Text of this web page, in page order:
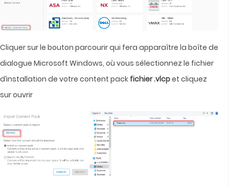
Cliquer sur le bouton parcourir qui fera apparaître la boîte de
dialogue Microsoft Windows, où vous sélectionnez le fichier
d’installation de votre content pack fichier .vlcpet cliquez
sur ouvrir